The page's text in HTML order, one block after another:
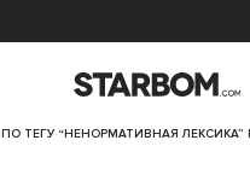
ПО ТЕГУ “НЕНОРМАТИВНАЯ